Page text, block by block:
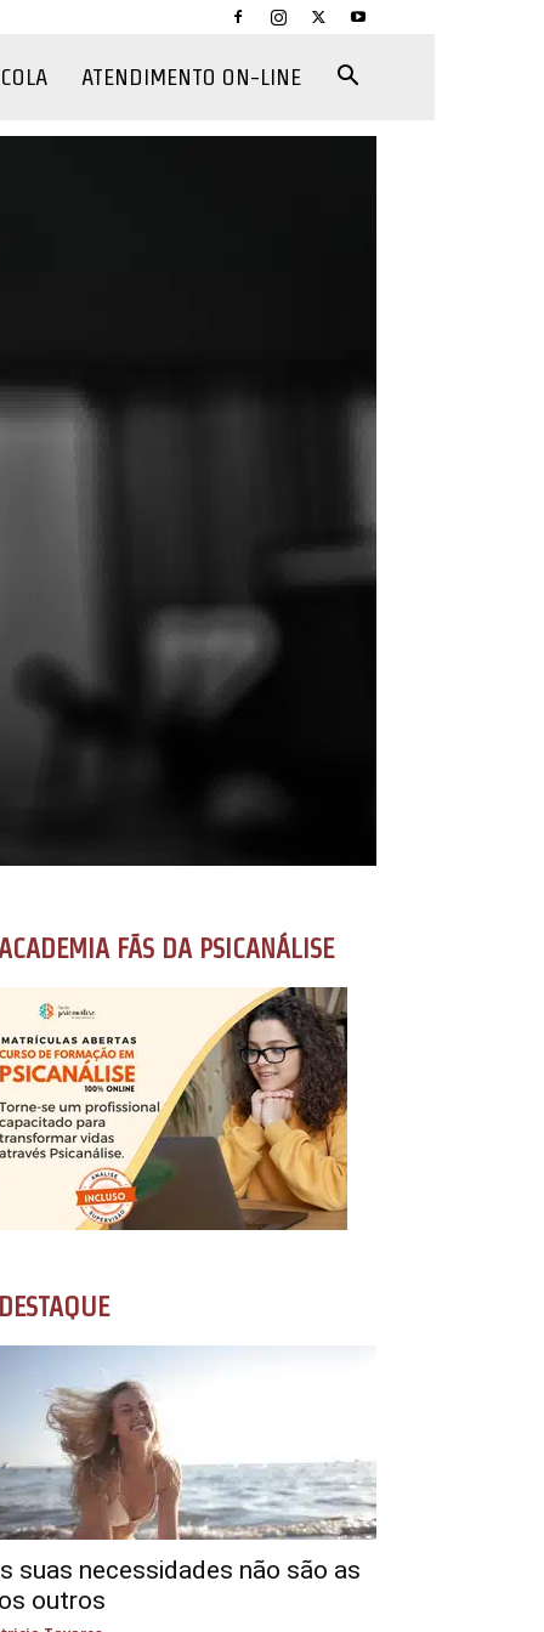
ATENDIMENTO ON-LINE
ACADEMIA FÃS DA PSICANÁLISE
DESTAQUE
suas necessidades não são as
outros